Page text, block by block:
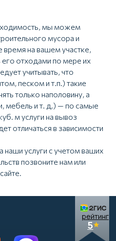
мы можем
мусора и
время на вашем участке,
отходами по мере их
учитывать, что
песком и т.п.) такие
только наполовину, а
мебель и т. д.) — по самые
м услуги на вывоз
отличаться в зависимости
наши услуги с учетом ваших
позвоните нам или